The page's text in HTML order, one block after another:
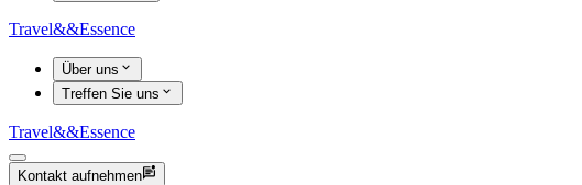
Travel&&Essence
Über uns
Treffen Sie uns
Travel&&Essence
Kontakt aufnehmen